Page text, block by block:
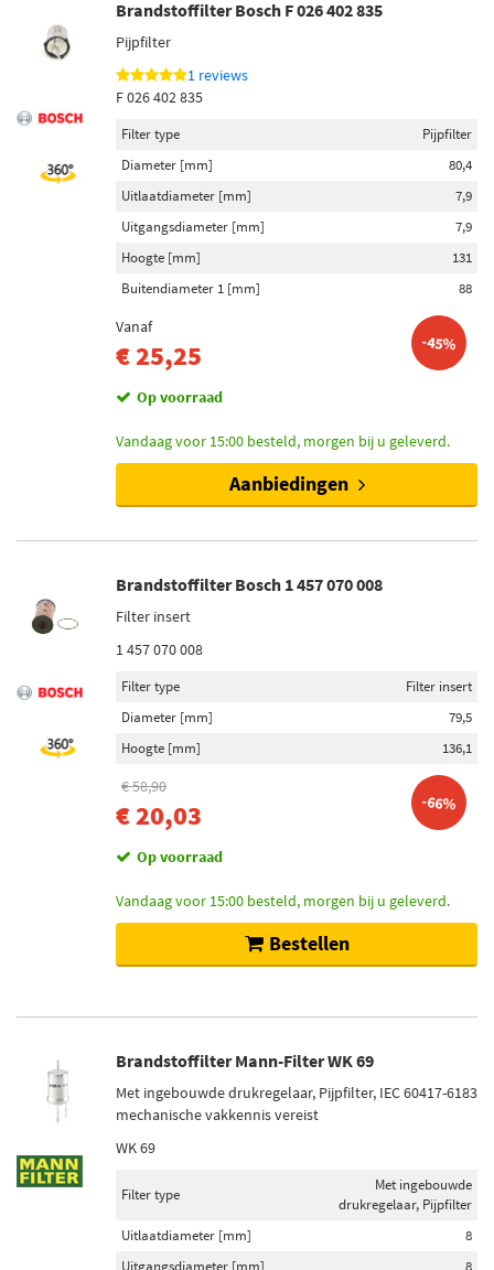
Brandstoffilter Bosch F 026 402 835
Pijpfilter
1 reviews
F 026 402 835
Filter type
Pijpfilter
Diameter [mm]
80,4
Uitlaatdiameter [mm]
7,9
Uitgangsdiameter [mm]
7,9
Hoogte [mm]
131
Buitendiameter 1 [mm]
88
Vanaf
€ 25,25 -45%
Op voorraad
Vandaag voor 15:00 besteld, morgen bij u geleverd.
Aanbiedingen
Brandstoffilter Bosch 1 457 070 008
Filter insert
1 457 070 008
Filter type
Filter insert
Diameter [mm]
79,5
Hoogte [mm]
136,1
€ 58,90
€ 20,03 -66%
Op voorraad
Vandaag voor 15:00 besteld, morgen bij u geleverd.
Bestellen
Brandstoffilter Mann-Filter WK 69
Met ingebouwde drukregelaar, Pijpfilter, IEC 60417-6183
mechanische vakkennis vereist
WK 69
Filter type
Met ingebouwde
drukregelaar, Pijpfilter
Uitlaatdiameter [mm]
8
Uitgangsdiameter [mm]
8